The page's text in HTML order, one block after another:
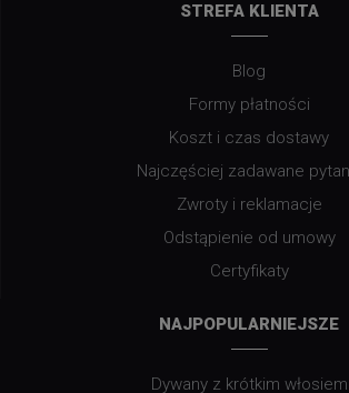
STREFA KLIENTA
Blog
Formy płatności
Koszt i czas dostawy
Najczęściej zadawane
Zwroty i reklamacje
Odstąpienie od umowy
Certyfikaty
NAJPOPULARNIEJSZE
Dywany z krótkim włosiem